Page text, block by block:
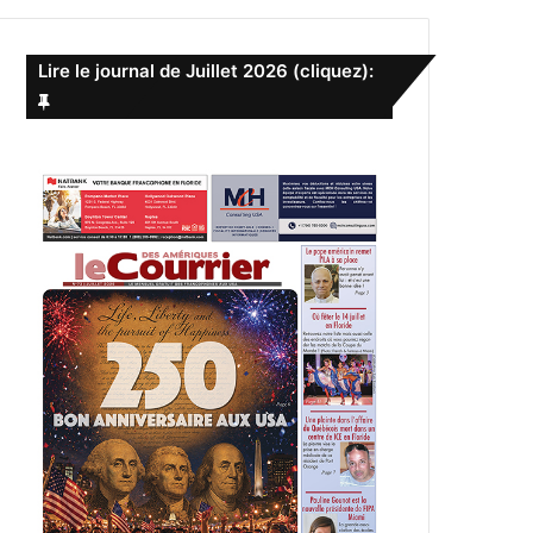
c
h
:
Lire le journal de Juillet 2026 (cliquez):